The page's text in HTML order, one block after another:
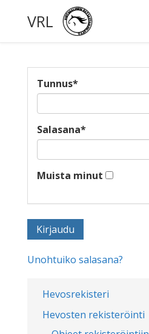
VRL
Hevosrekisteri
Hevosten rekisteröinti
Tunnus*
Salasana*
Muista minut
Unohtuiko salasana?